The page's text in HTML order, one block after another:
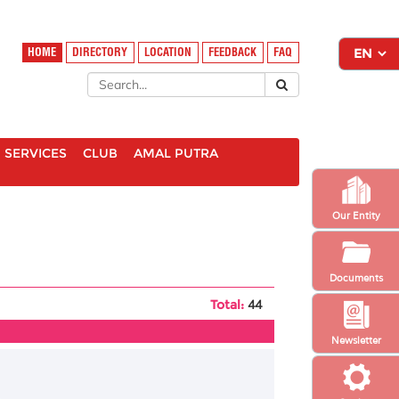
Newsletter
Our Entity
Documents
HOME DIRECTORY LOCATION FEEDBACK FAQ
SERVICES CLUB
AMAL PUTRA
Total:44